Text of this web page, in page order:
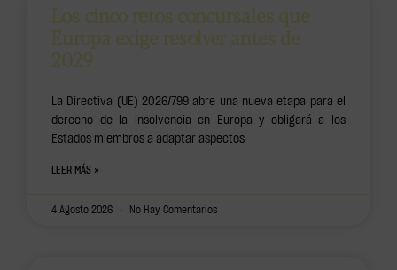
Los cinco retos concursales que
Europa exige resolver antes de
2029
La Directiva (UE) 2026/799 abre una nueva etapa para el
derecho de la insolvencia en Europa y obligará a los
Estados miembros a adaptar aspectos
LEER MÁS »
4 Agosto 2026 No Hay Comentarios